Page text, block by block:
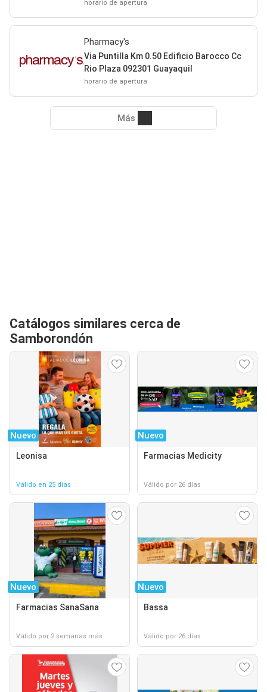
horario de apertura
Pharmacy's
Via Puntilla Km 0.50 Edificio Barocco Cc
Rio Plaza 092301 Guayaquil
horario de apertura
Más
Catálogos similares cerca de
Samborondón
Nuevo
Leonisa
Válido en 25 días
Nuevo
Farmacias Medicity
Válido por 26 días
Nuevo
Farmacias SanaSana
Válido por 2 semanas más
Nuevo
Bassa
Válido por 26 días